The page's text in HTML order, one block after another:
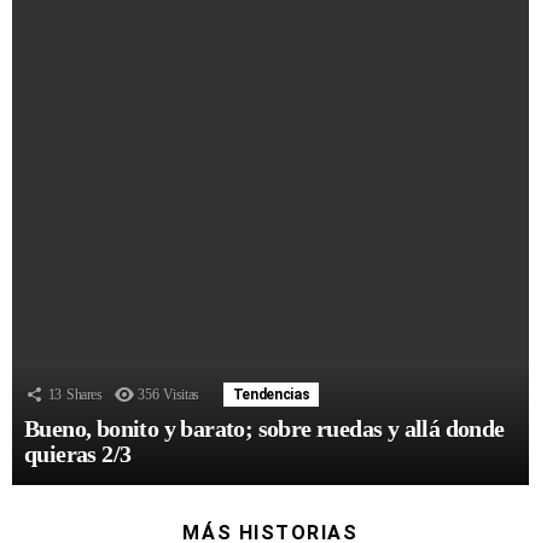
13 Shares 356 Visitas Tendencias
Bueno, bonito y barato; sobre ruedas y allá donde
quieras 2/3
MÁS HISTORIAS